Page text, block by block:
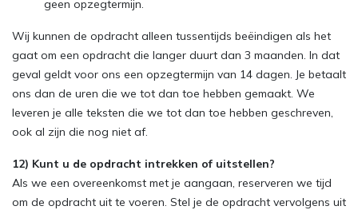
geen opzegtermijn.
Wij kunnen de opdracht alleen tussentijds beëindigen als het
gaat om een opdracht die langer duurt dan 3 maanden. In dat
geval geldt voor ons een opzegtermijn van 14 dagen. Je betaalt
ons dan de uren die we tot dan toe hebben gemaakt. We
leveren je alle teksten die we tot dan toe hebben geschreven,
ook al zijn die nog niet af.
12) Kunt u de opdracht intrekken of uitstellen?
Als we een overeenkomst met je aangaan, reserveren we tijd
om de opdracht uit te voeren. Stel je de opdracht vervolgens uit